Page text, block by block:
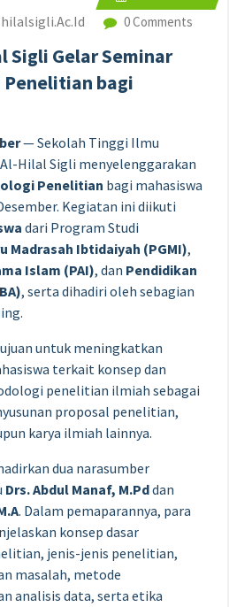
0 Comments
Sigli Gelar Seminar
bagi
— Sekolah Tinggi Ilmu
Hilal Sigli menyelenggarakan
Penelitian bagi mahasiswa
Kegiatan ini diikuti
dari Program Studi
Madrasah Ibtidaiyah (PGMI),
Islam (PAI), dan Pendidikan
, serta dihadiri oleh sebagian
untuk meningkatkan
terkait konsep dan
penelitian ilmiah sebagai
proposal penelitian,
karya ilmiah lainnya.
dua narasumber
Drs. Abdul Manaf, M.Pddan
. Dalam pemaparannya, para
konsep dasar
jenis-jenis penelitian,
masalah, metode
analisis data, serta etika